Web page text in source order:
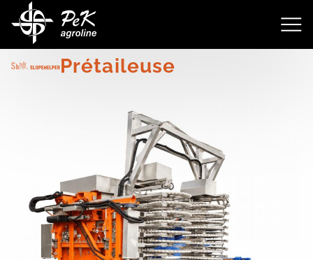
4180
Prétaileuse